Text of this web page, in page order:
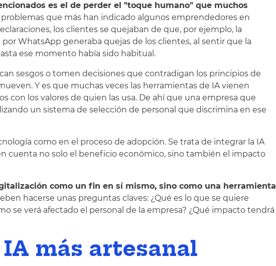
es el de perder el "toque humano" que muchos
problemas que más han indicado algunos emprendedores en
los clientes se quejaban de que, por ejemplo, la
WhatsApp generaba quejas de los clientes, al sentir que la
ese momento había sido habitual.
sesgos o tomen decisiones que contradigan los principios de
Y es que muchas veces las herramientas de IA vienen
con los valores de quien las usa. De ahí que una empresa que
un sistema de selección de personal que discrimina en ese
como en el proceso de adopción. Se trata de integrar la IA
cuenta no solo el beneficio económico, sino también el impacto
como un fin en sí mismo, sino como una herramienta
hacerse unas preguntas claves: ¿Qué es lo que se quiere
se verá afectado el personal de la empresa? ¿Qué impacto tendrá
más artesanal